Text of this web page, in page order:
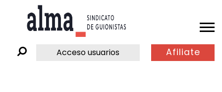
Acceso usuarios Afiliate